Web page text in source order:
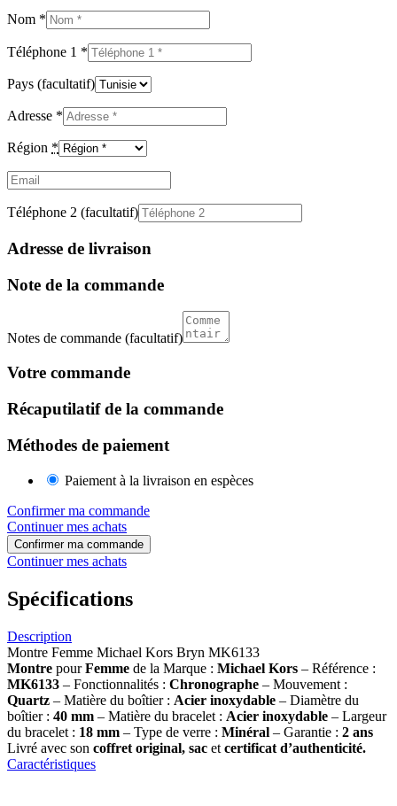
Nom *
Téléphone 1 *
Pays (facultatif)
Adresse *
Région *
Email
Téléphone 2 (facultatif)
Adresse de livraison
Note de la commande
Notes de commande (facultatif)
Votre commande
Récaputilatif de la commande
Méthodes de paiement
Paiement à la livraison en espèces
Confirmer ma commande
Continuer mes achats
Confirmer ma commande
Continuer mes achats
Spécifications
Description
Montre Femme Michael Kors Bryn MK6133
Montre pourFemme de la Marque : Michael Kors – Référence :
MK6133 – Fonctionnalités : Chronographe – Mouvement :
Quartz – Matière du boîtier : Acier inoxydable – Diamètre du
boîtier : 40 mm – Matière du bracelet : Acier inoxydable – Largeur
du bracelet : 18 mm – Type de verre : Minéral – Garantie : 2 ans
Livré avec son coffret original, sac et certificat d’authenticité.
Caractéristiques